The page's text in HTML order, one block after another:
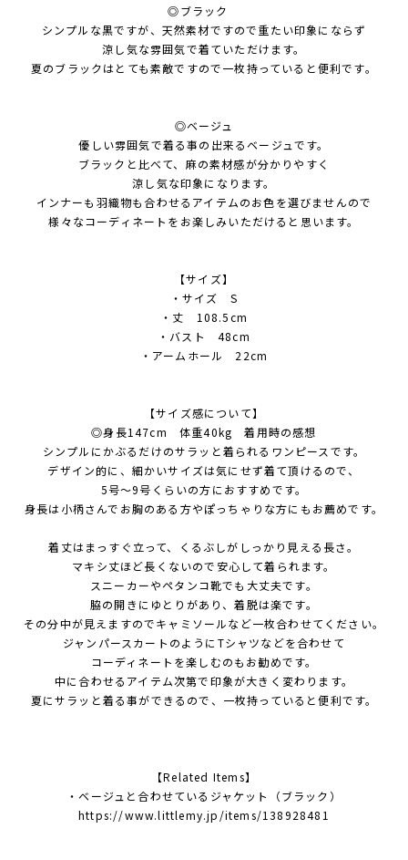
◎ブラック
シンプルな黒ですが、天然素材ですので重たい印象にならず
涼し気な雰囲気で着ていただけます。
夏のブラックはとても素敵ですので一枚持っていると便利です。
◎ベージュ
優しい雰囲気で着る事の出来るベージュです。
ブラックと比べて、麻の素材感が分かりやすく
涼し気な印象になります。
インナーも羽織物も合わせるアイテムのお色を選びませんので
様々なコーディネートをお楽しみいただけると思います。
【サイズ】
・サイズ S
・丈 108.5cm
・バスト 48cm
・アームホール 22cm
【サイズ感について】
◎身長147cm 体重40kg 着用時の感想
シンプルにかぶるだけのサラッと着られるワンピースです。
デザイン的に、細かいサイズは気にせず着て頂けるので、
5号～9号くらいの方におすすめです。
身長は小柄さんでお胸のある方やぽっちゃりな方にもお薦めです。
着丈はまっすぐ立って、くるぶしがしっかり見える長さ。
マキシ丈ほど長くないので安心して着られます。
スニーカーやペタンコ靴でも大丈夫です。
脇の開きにゆとりがあり、着脱は楽です。
その分中が見えますのでキャミソールなど一枚合わせてください。
ジャンパースカートのようにTシャツなどを合わせて
コーディネートを楽しむのもお勧めです。
中に合わせるアイテム次第で印象が大きく変わります。
夏にサラッと着る事ができるので、一枚持っていると便利です。
【Related Items】
・ベージュと合わせているジャケット（ブラック）
https://www.littlemy.jp/items/138928481